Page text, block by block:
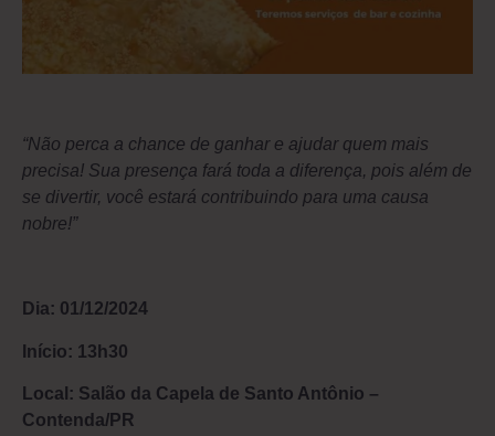
“Não perca a chance de ganhar e ajudar quem mais
precisa! Sua presença fará toda a diferença, pois além de
se divertir, você estará contribuindo para uma causa
nobre!”
Dia: 01/12/2024
Início: 13h30
Local: Salão da Capela de Santo Antônio –
Contenda/PR